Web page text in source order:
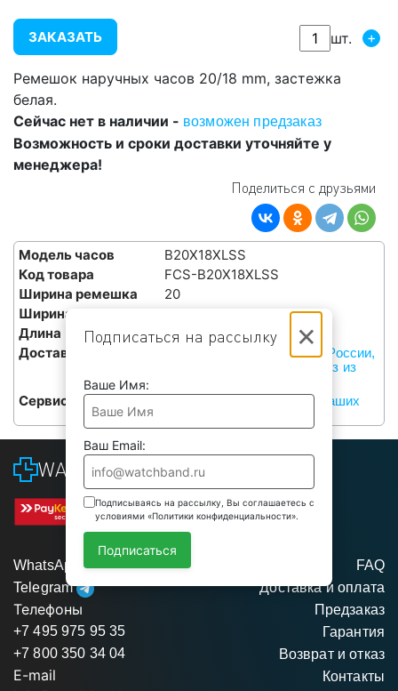
×
Подписаться на рассылку
Ваше Имя:
Ваш Email:
Подписываясь на рассылку, Вы соглашаетесь с
условиями «Политики конфиденциальности».
Подписаться
ЗАКАЗАТЬ шт. +
Ремешок наручных часов 20/18 mm, застежка
белая.
Сейчас нет в наличии - возможен предзаказ
Возможность и сроки доставки уточняйте у
менеджера!
Поделиться с друзьями
Модель часов
B20X18XLSS
Код товара
FCS-B20X18XLSS
Ширина ремешка
20
Ширина у застежки
Длина
XL
Доставка
Курьерами СДЭК по всей России,
или бесплатный самовывоз из
Сервис
Бесплатная установка в наших
WATCHBAND
WhatsApp
Telegram
Телефоны
+7 495 975 95 35
+7 800 350 34 04
E-mail
FAQ
Доставка и оплата
Предзаказ
Гарантия
Возврат и отказ
Контакты